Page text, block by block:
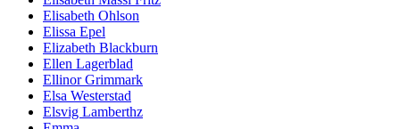
Elisabeth Ohlson
Elissa Epel
Elizabeth Blackburn
Ellen Lagerblad
Ellinor Grimmark
Elsa Westerstad
Elsvig Lamberthz